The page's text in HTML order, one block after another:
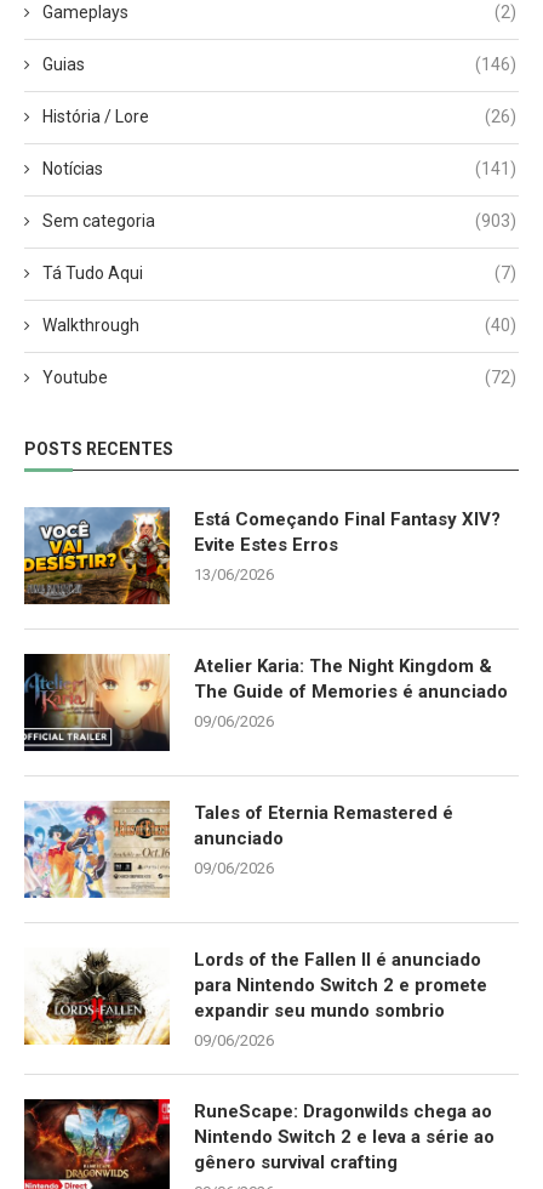
Gameplays (2)
Guias (146)
História / Lore (26)
Notícias (141)
Sem categoria (903)
Tá Tudo Aqui (7)
Walkthrough (40)
Youtube (72)
POSTS RECENTES
Está Começando Final Fantasy XIV?
Evite Estes Erros
13/06/2026
Atelier Karia: The Night Kingdom &
The Guide of Memories é anunciado
09/06/2026
Tales of Eternia Remastered é
anunciado
09/06/2026
Lords of the Fallen II é anunciado
para Nintendo Switch 2 e promete
expandir seu mundo sombrio
09/06/2026
RuneScape: Dragonwilds chega ao
Nintendo Switch 2 e leva a série ao
gênero survival crafting